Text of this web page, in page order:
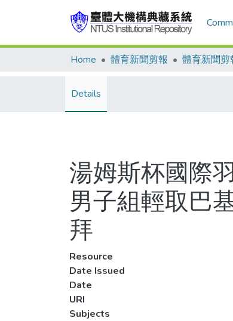
Home 體育新聞剪報 體育新聞剪
Details
湯姆斯杯國際
男子組輕取巴
拜
Resource
Date Issued
Date
URI
Subjects